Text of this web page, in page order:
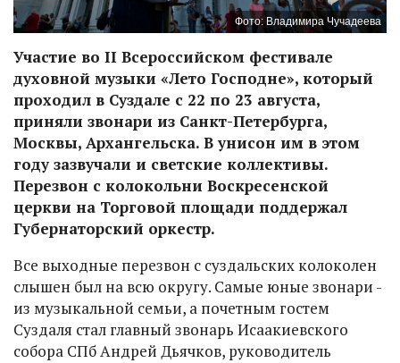
Фото: Владимира Чучадеева
Участие во II Всероссийском фестивале
духовной музыки «Лето Господне», который
проходил в Суздале с 22 по 23 августа,
приняли звонари из Санкт-Петербурга,
Москвы, Архангельска. В унисон им в этом
году зазвучали и светские коллективы.
Перезвон с колокольни Воскресенской
церкви на Торговой площади поддержал
Губернаторский оркестр.
Все выходные перезвон с суздальских колоколен
слышен был на всю округу. Самые юные звонари -
из музыкальной семьи, а почетным гостем
Суздаля стал главный звонарь Исаакиевского
собора СПб Андрей Дьячков, руководитель